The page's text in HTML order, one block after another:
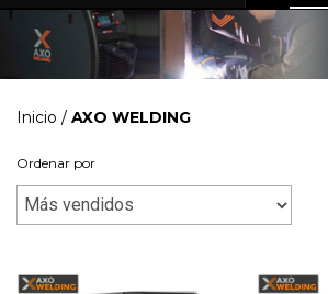
Inicio / AXO WELDING
Ordenar por